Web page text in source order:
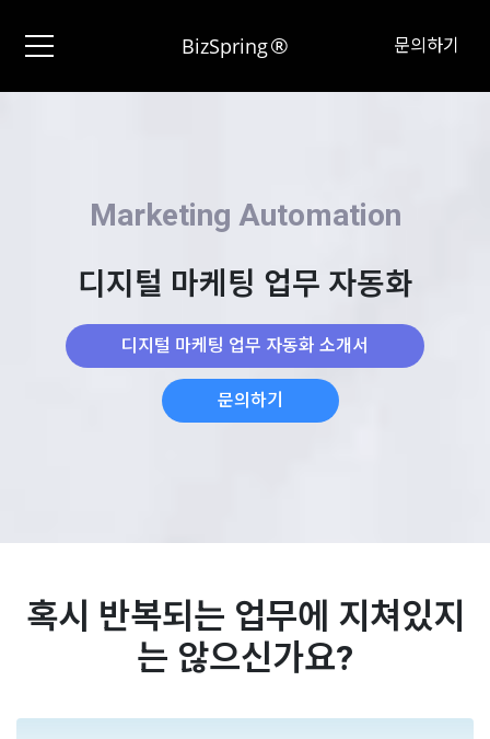
BizSpring® 문의하기
Marketing Automation
디지털 마케팅 업무 자동화
디지털 마케팅 업무 자동화 소개서
문의하기
혹시 반복되는 업무에 지쳐있지
는 않으신가요?